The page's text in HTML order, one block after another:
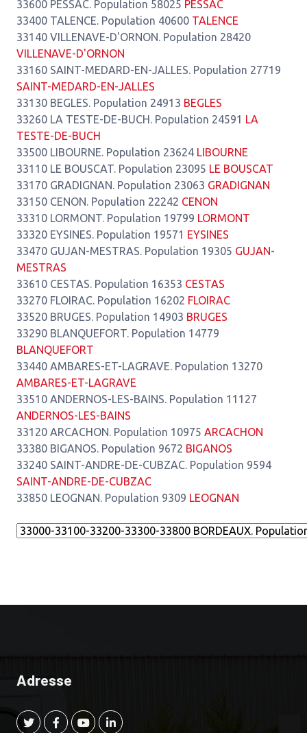
33600 PESSAC. Population 58025 PESSAC
33400 TALENCE. Population 40600 TALENCE
33140 VILLENAVE-D'ORNON. Population 28420
VILLENAVE-D'ORNON
33160 SAINT-MEDARD-EN-JALLES. Population 27719
SAINT-MEDARD-EN-JALLES
33130 BEGLES. Population 24913 BEGLES
33260 LA TESTE-DE-BUCH. Population 24591 LA
TESTE-DE-BUCH
33500 LIBOURNE. Population 23624 LIBOURNE
33110 LE BOUSCAT. Population 23095 LE BOUSCAT
33170 GRADIGNAN. Population 23063 GRADIGNAN
33150 CENON. Population 22242 CENON
33310 LORMONT. Population 19799 LORMONT
33320 EYSINES. Population 19571 EYSINES
33470 GUJAN-MESTRAS. Population 19305 GUJAN-
MESTRAS
33610 CESTAS. Population 16353 CESTAS
33270 FLOIRAC. Population 16202 FLOIRAC
33520 BRUGES. Population 14903 BRUGES
33290 BLANQUEFORT. Population 14779
BLANQUEFORT
33440 AMBARES-ET-LAGRAVE. Population 13270
AMBARES-ET-LAGRAVE
33510 ANDERNOS-LES-BAINS. Population 11127
ANDERNOS-LES-BAINS
33120 ARCACHON. Population 10975 ARCACHON
33380 BIGANOS. Population 9672 BIGANOS
33240 SAINT-ANDRE-DE-CUBZAC. Population 9594
SAINT-ANDRE-DE-CUBZAC
33850 LEOGNAN. Population 9309 LEOGNAN
Adresse